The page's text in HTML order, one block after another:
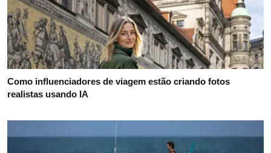
Como influenciadores de viagem estão criando fotos
realistas usando IA